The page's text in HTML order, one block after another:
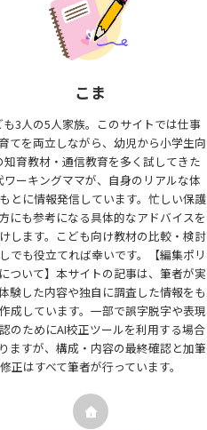
こま
も3人の5人家族。このサイトでは仕事
てを両立しながら、幼児から小学生向
知育教材・通信教育を多く試してきた
ワーキングママが、自身のリアルな体
とに情報発信しています。忙しい保護
にも参考になる具体的なアドバイスを
します。こども向け教材の比較・検討
でも役立てれば幸いです。【編集ポリ
ついて】本サイトの記事は、筆者が実
験した内容や独自に調査した情報をも
成しています。一部で誤字脱字や表現
のためにAI校正ツールを利用する場合
ますが、構成・内容の最終確認と加筆
修正はすべて筆者が行っています。